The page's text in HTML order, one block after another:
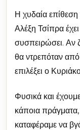
Η χυδαία
Αλέξη Τσίπρα
συσπειρώσει. Αν
θα ντρεπόταν
επιλέξει ο
Φυσικά και
κάποια
καταφέραμε να